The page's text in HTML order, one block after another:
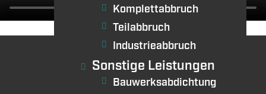
Komplettabbruch
Teilabbruch
Industrieabbruch
Sonstige Leistungen
Bauwerksabdichtung